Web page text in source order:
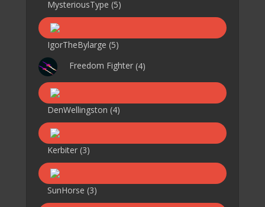
MysteriousType (5)
IgorTheBylarge (5)
Freedom Fighter (4)
DenWellingston (4)
Kerbiter (3)
SunHorse (3)